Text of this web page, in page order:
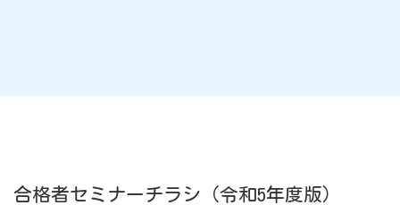
合格者セミナーチラシ（令和5年度版）